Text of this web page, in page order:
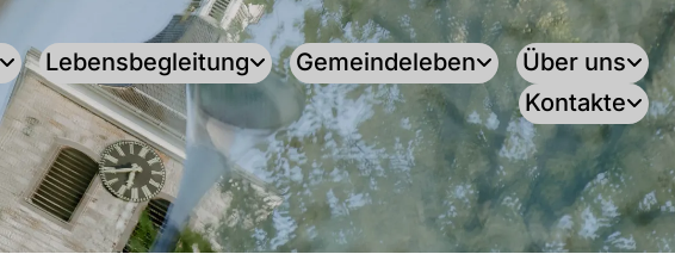
Lebensbegleitung Gemeindeleben
Über uns
Kontakte